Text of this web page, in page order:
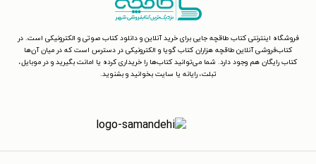
فروشگاه اینترنتی کتاب طاقچه جایی برای خرید آنلاین و دانلود کتاب صوتی و الکترونیکی است. در
کتاب‌فروشی آنلاین طاقچه هزاران کتاب گویا و الکترونیکی در دسترس است که در میان آن‌ها
کتاب رایگان هم وجود دارد. شما می‌توانید کتاب‌ها را خریداری کرده یا امانت بگیرید و در موبایل،
تبلت، رایانه یا سایت بخوانید و بشنوید.